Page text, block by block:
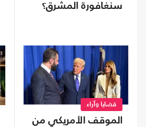
سنغافورة المشرق؟
قضايا وآراء
الموقف الأمريكي من